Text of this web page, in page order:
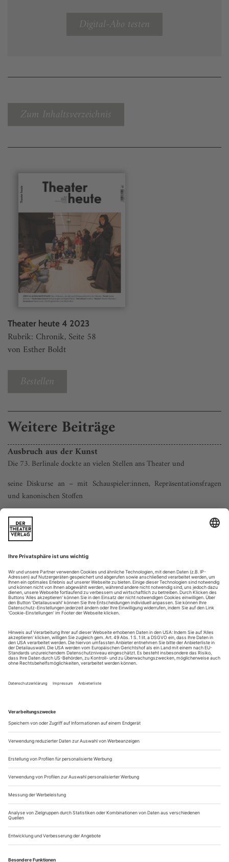
Digital-Abo testen
Zum Inhaltsverzeichnis
Theater heute 4 2023
Rubrik: Chronik, Seite 58
von Esther Boldt
Bestellen
Weitere Beiträge
Ausbruch aus der Kunst
Die 73. Berlinale dockte an vielen Stellen ans Theater und
seine Diskurse an – mit Schauspieler:innen, Repräsentationsfragen
und kanonischen Stoffen
In «She Came to Me», dem Eröffnungsfilm der diesjährigen
Berlinale, überwindet ein Komponist seine Schaffenskrise,
indem er einer Schlepperkapitänin zum One-Night-Stand in
ihre Kajüte folgt. Normalerweise wäre das nicht der Rede
wert – jedenfalls nicht an dieser Stelle, an der es darum geht,
das Festivalgeschehen durch die Theaterbrille zu betrachten
und auf...
Im Archiv der aussterbenden Dinge
machen sich gemeinsam ernsthafte Gedanken über Kulturaustausch
und Klimasünden
Abitur frisch in der Tasche, packt die Koffer und reist nach
Lebensgefühl aus Zeiten, als es noch utopisch war, dass 19-
Jährige mal eben ein Praktikum an der Südpazifikküste
einfädeln könnten.
Carla Wierer konnte es. Das war 2009. Sie dockt beim...
Parents terribles
Alexander Stutz «Die Entfremdeten» (U) am Theater St. Gallen
Es ist ein Märchenwinter unter den Schweizer
Jungdramatiker:innen. Schon wieder «Hänsel und Gretel»:
Nach Kim de l’Horizons ökoqueerem Update in Bern, in dem
Gretel sich als Klima-Greta outete, nimmt sich jetzt Alexander